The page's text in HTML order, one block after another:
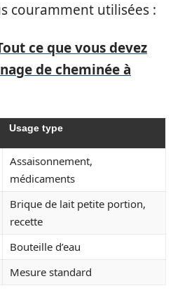
couramment utilisées :
ce que vous devez
de cheminée à
Usage type
Assaisonnement,
médicaments
Brique de lait petite portion,
recette
Bouteille d’eau
Mesure standard